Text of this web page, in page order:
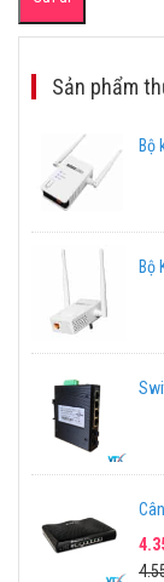
Sản phẩm
Bộ
Bộ